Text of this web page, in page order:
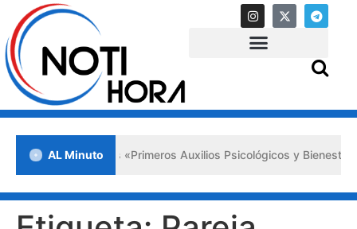
AL Minuto
en Lara impulsa los «Primeros Auxilios Psicológicos y Bienestar